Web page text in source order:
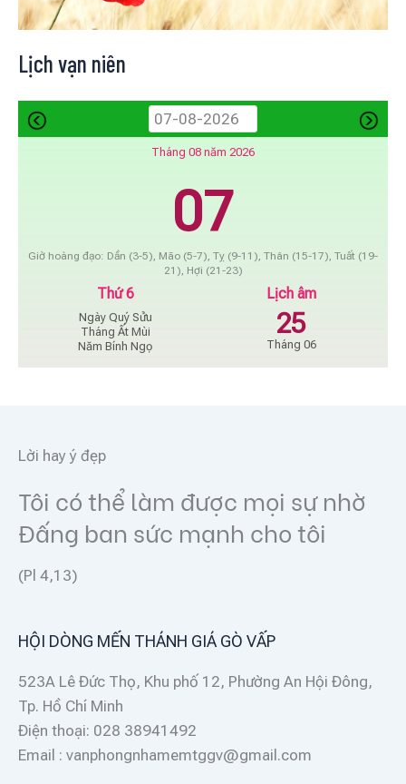
Lịch vạn niên
Tháng 08 năm 2026
07
Giờ hoàng đạo: Dần (3-5), Mão (5-7), Tỵ (9-11), Thân (15-17), Tuất (19-
21), Hợi (21-23)
Thứ 6
Ngày Quý Sửu
Tháng Ất Mùi
Năm Bính Ngọ
Lịch âm
25
Tháng 06
Lời hay ý đẹp
Tôi có thể làm được mọi sự nhờ
Đấng ban sức mạnh cho tôi
(Pl 4,13)
HỘI DÒNG MẾN THÁNH GIÁ GÒ VẤP
523A Lê Đức Thọ, Khu phố 12, Phường An Hội Đông,
Tp. Hồ Chí Minh
Điện thoại: 028 38941492
Email : vanphongnhamemtggv@gmail.com